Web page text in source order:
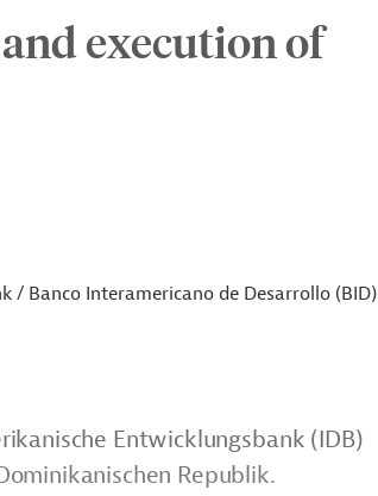
execution of
/ Banco Interamericano de Desarrollo (BID)
Entwicklungsbank (IDB)
Republik.